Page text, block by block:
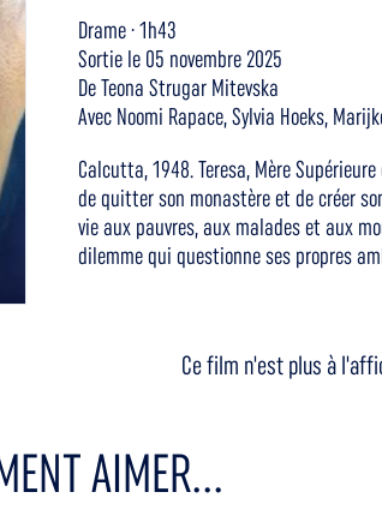
Drame · 1h43
Sortie le 05 novembre 2025
De Teona Strugar Mitevska
Avec Noomi Rapace, Sylvia Hoeks,
Calcutta, 1948. Teresa, Mère
de quitter son monastère et de créer
vie aux pauvres, aux malades et aux
dilemme qui questionne ses propres
Ce film n'est plus à
AIMER...